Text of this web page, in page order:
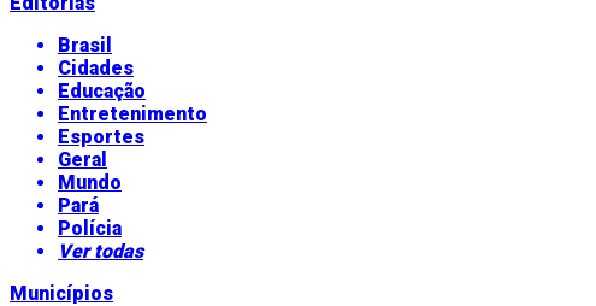
Brasil
Cidades
Educação
Entretenimento
Esportes
Geral
Mundo
Pará
Polícia
Ver todas
Municípios